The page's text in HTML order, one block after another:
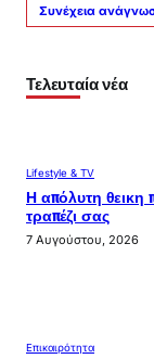
Συνέχεια
Τελευταία νέα
Lifestyle & TV
Η απόλυτη θεικη
τραπέζι σας
7 Αυγούστου, 2026
Επικαιρότητα